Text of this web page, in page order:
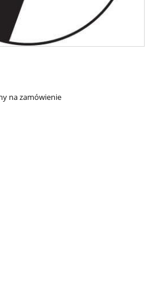
na zamówienie